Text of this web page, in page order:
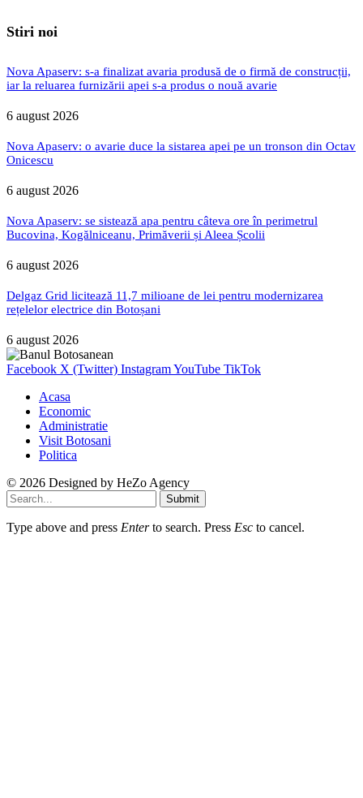
Stiri noi
Nova Apaserv: s-a finalizat avaria produsă de o firmă de construcții,
iar la reluarea furnizării apei s-a produs o nouă avarie
6 august 2026
Nova Apaserv: o avarie duce la sistarea apei pe un tronson din Octav
Onicescu
6 august 2026
Nova Apaserv: se sistează apa pentru câteva ore în perimetrul
Bucovina, Kogălniceanu, Primăverii și Aleea Școlii
6 august 2026
Delgaz Grid licitează 11,7 milioane de lei pentru modernizarea
rețelelor electrice din Botoșani
6 august 2026
Facebook X (Twitter) InstagramYouTube TikTok
Acasa
Economic
Administratie
Visit Botosani
Politica
© 2026 Designed by HeZo Agency
Submit
Type above and press Enterto search. Press Esc to cancel.